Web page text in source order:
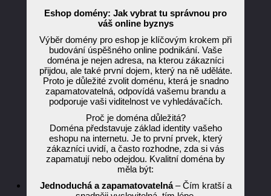
Eshop domény: Jak vybrat tu správnou pro
váš online byznys
Výběr domény pro eshop je klíčovým krokem při
budování úspěšného online podnikání. Vaše
doména je nejen adresa, na kterou zákazníci
přijdou, ale také první dojem, který na ně uděláte.
Proto je důležité zvolit doménu, která je snadno
zapamatovatelná, odpovídá vašemu brandu a
podporuje vaši viditelnost ve vyhledávačích.
Proč je doména důležitá?
Doména představuje základ identity vašeho
eshopu na internetu. Je to první prvek, který
zákazníci uvidí, a často rozhodne, zda si vás
zapamatují nebo odejdou. Kvalitní doména by
měla být:
Jednoduchá a zapamatovatelná– Čím kratší a